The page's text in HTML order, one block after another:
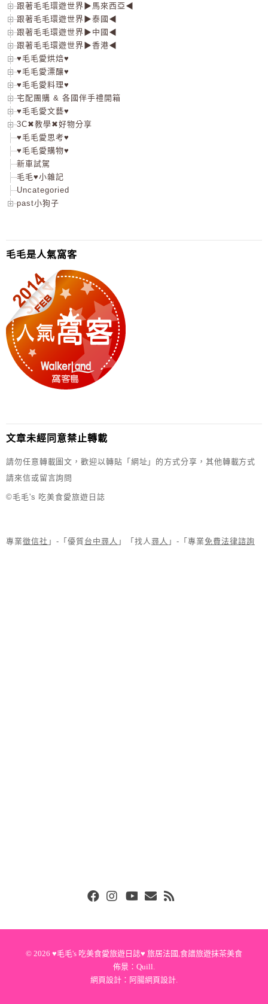
跟著毛毛環遊世界▶馬來西亞◀
跟著毛毛環遊世界▶泰國◀
跟著毛毛環遊世界▶中國◀
跟著毛毛環遊世界▶香港◀
♥毛毛愛烘焙♥
♥毛毛愛漂釀♥
♥毛毛愛料理♥
宅配團購 & 各國伴手禮開箱
♥毛毛愛文藝♥
3C✖教學✖好物分享
♥毛毛愛思考♥
♥毛毛愛購物♥
新車試駕
毛毛♥小雜記
Uncategoried
past小狗子
毛毛是人氣窩客
文章未經同意禁止轉載
請勿任意轉載圖文，歡迎以轉貼「網址」的方式分享，其他轉載方式
請來信或留言詢問
©毛毛's 吃美食愛旅遊日誌
專業徵信社 」-「優質台中尋人 」「找人尋人 」-「專業免費法律諮詢
© 2026 ♥毛毛's 吃美食愛旅遊日誌♥ 旅居法國,食譜旅遊抹茶美食
佈景： Quill.
網頁設計： 阿腸網頁設計.